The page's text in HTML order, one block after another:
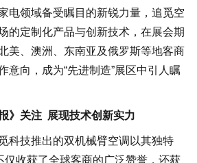
电领域备受瞩目的新锐力量，追觅空
的定制化产品与创新技术，在展会期
美、澳洲、东南亚及俄罗斯等地客商
意向，成为“先进制造”展区中引人瞩
》关注 展现技术创新实力
科技推出的双机械臂空调以其独特
仅收获了全球客商的广泛赞誉，还获